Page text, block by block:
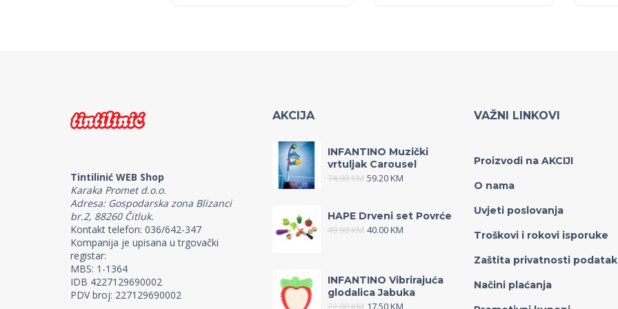
Tintilinić WEB Shop
Karaka Promet d.o.o.
Adresa: Gospodarska zona Blizanci
br.2, 88260 Čitluk.
Kontakt telefon: 036/642-347
Kompanija je upisana u trgovački
registar:
MBS: 1-1364
IDB 4227129690002
PDV broj: 227129690002
AKCIJA
INFANTINO Muzički
vrtuljak Carousel
74.00KM 59.20KM
HAPE Drveni set Povrće
49.90KM 40.00KM
INFANTINO Vibrirajuća
glodalica Jabuka
22.00KM 17.50KM
VAŽNI LINKOVI
Proizvodi na AKCIJI
O nama
Uvjeti poslovanja
Troškovi i rokovi isporuke
Zaštita privatnosti
Načini plaćanja